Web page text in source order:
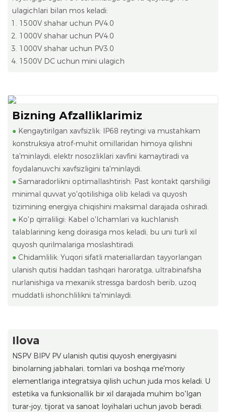
ulagichlari bilan mos keladi:
1500V shahar uchun PV4.0
1000V shahar uchun PV4.0
1000V shahar uchun PV3.0
1500V DC uchun mini ulagich
Bizning Afzalliklarimiz
●Kengaytirilgan xavfsizlik: IP68 reytingi va mustahkam
konstruksiya atrof-muhit omillaridan himoya qilishni
ta'minlaydi, elektr nosozliklari xavfini kamaytiradi va
foydalanuvchi xavfsizligini ta'minlaydi.
● Samaradorlikni optimallashtirish: Past kontakt qarshiligi
minimal quvvat yo'qotilishiga olib keladi va quyosh
tizimining energiya chiqishini maksimal darajada oshiradi.
● Ko'p qirraliligi: Kabel o'lchamlari va kuchlanish
talablarining keng doirasiga mos keladi, bu uni turli xil
quyosh qurilmalariga moslashtiradi.
● Chidamlilik: Yuqori sifatli materiallardan tayyorlangan
ulanish qutisi haddan tashqari haroratga, ultrabinafsha
nurlanishiga va mexanik stressga bardosh berib, uzoq
muddatli ishonchlilikni ta'minlaydi.
Ilova
NSPV BIPV PV ulanish qutisi quyosh energiyasini
binolarning jabhalari, tomlari va boshqa me'moriy
elementlariga integratsiya qilish uchun juda mos keladi. U
estetika va funksionallik bir xil darajada muhim bo'lgan
turar-joy, tijorat va sanoat loyihalari uchun javob beradi.